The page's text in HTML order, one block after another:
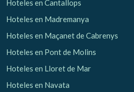
Hoteles en Cantallops
Hoteles en Madremanya
Hoteles en Maçanet de Cabrenys
Hoteles en Pont de Molins
Hoteles en Lloret de Mar
Hoteles en Navata